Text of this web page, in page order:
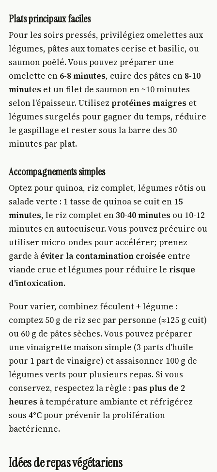
Plats principaux faciles
Pour les soirs pressés, privilégiez omelettes aux
légumes, pâtes aux tomates cerise et basilic, ou
saumon poêlé. Vous pouvez préparer une
omelette en 6-8 minutes, cuire des pâtes en 8-10
minutes et un filet de saumon en ~10 minutes
selon l'épaisseur. Utilisez protéines maigres et
légumes surgelés pour gagner du temps, réduire
le gaspillage et rester sous la barre des 30
minutes par plat.
Accompagnements simples
Optez pour quinoa, riz complet, légumes rôtis ou
salade verte : 1 tasse de quinoa se cuit en 15
minutes, le riz complet en30-40 minutes ou 10-12
minutes en autocuiseur. Vous pouvez précuire ou
utiliser micro-ondes pour accélérer; prenez
garde à éviter la contamination croisée entre
viande crue et légumes pour réduire le risque
d'intoxication.
Pour varier, combinez féculent + légume :
comptez 50 g de riz sec par personne (≈125 g cuit)
ou 60 g de pâtes sèches. Vous pouvez préparer
une vinaigrette maison simple (3 parts d'huile
pour 1 part de vinaigre) et assaisonner 100 g de
légumes verts pour plusieurs repas. Si vous
conservez, respectez la règle : pas plus de 2
heures à température ambiante et réfrigérez
sous4°Cpour prévenir la prolifération
bactérienne.
Idées de repas végétariens